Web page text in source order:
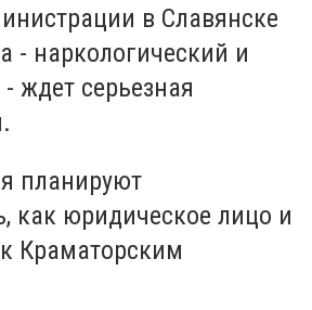
в Славянске
- наркологический и
ждет серьезная
планируют
как юридическое лицо и
Краматорским